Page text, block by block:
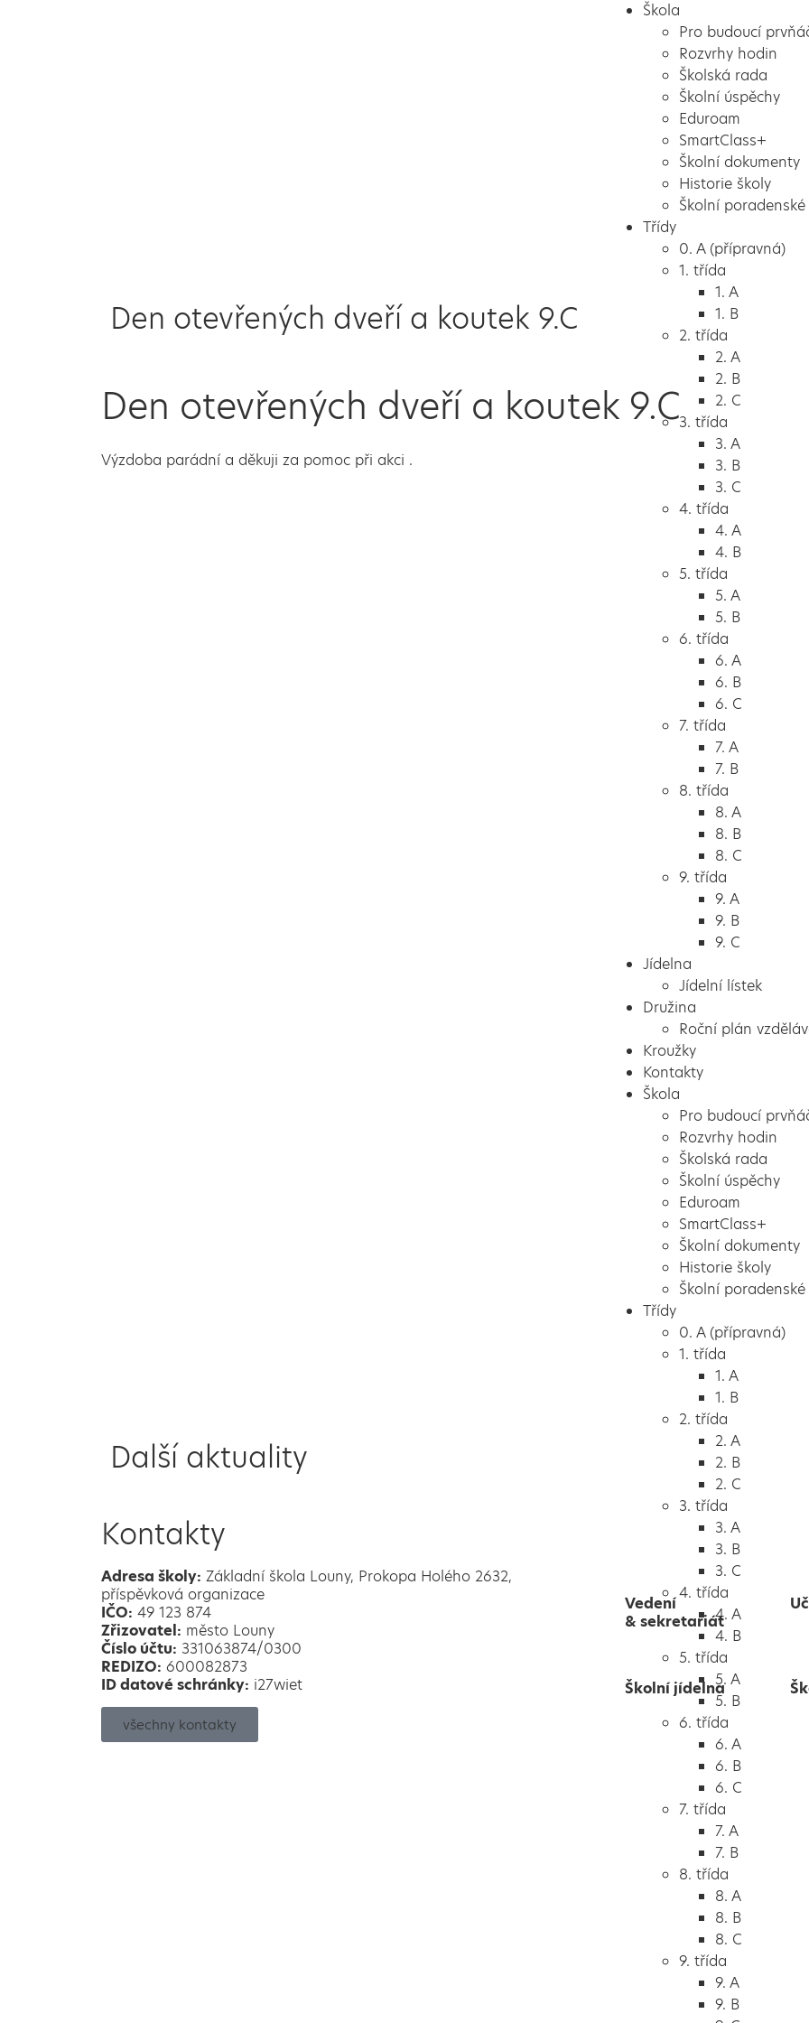
Škola
Pro budoucí
Rozvrhy hodin
Školská rada
Školní úspěchy
Eduroam
SmartClass+
Školní dokumenty
Historie školy
Školní
Třídy
0. A (přípravná)
1. třída
1. A
1. B
2. třída
2. A
2. B
2. C
3. třída
3. A
3. B
3. C
4. třída
4. A
4. B
5. třída
5. A
5. B
6. třída
6. A
6. B
6. C
7. třída
7. A
7. B
8. třída
8. A
8. B
8. C
9. třída
9. A
9. B
9. C
Jídelna
Jídelní lístek
Družina
Roční plán
Kroužky
Kontakty
Škola
Pro budoucí
Rozvrhy hodin
Školská rada
Školní úspěchy
Eduroam
SmartClass+
Školní dokumenty
Historie školy
Školní
Třídy
0. A (přípravná)
1. třída
1. A
1. B
2. třída
2. A
2. B
2. C
3. třída
3. A
3. B
3. C
4. třída
4. A
4. B
5. třída
5. A
5. B
6. třída
6. A
6. B
6. C
7. třída
7. A
7. B
8. třída
8. A
8. B
8. C
9. třída
9. A
9. B
Den otevřených dveří a koutek 9.C
Den otevřených dveří a koutek 9.C
Výzdoba parádní a děkuji za pomoc při akci .
Další aktuality
Kontakty
Adresa školy: Základní škola Louny, Prokopa Holého 2632,
příspěvková organizace
IČO: 49 123 874
Zřizovatel: město Louny
Číslo účtu: 331063874/0300
REDIZO: 600082873
ID datové schránky: i27wiet
všechny kontakty
Vedení
& sekretariát
Školní jídelna